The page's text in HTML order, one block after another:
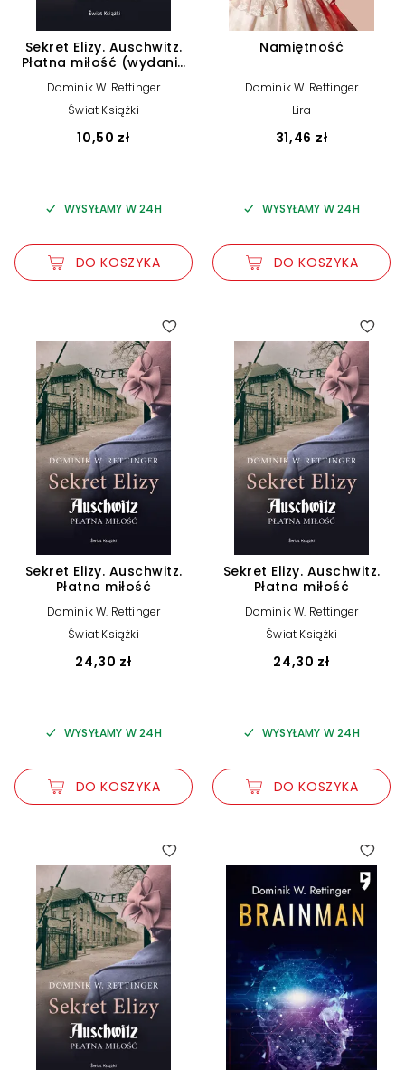
Sekret Elizy. Auschwitz.
Płatna miłość (wydanie
Dominik W. Rettinger
Świat Książki
10,50 zł
WYSYŁAMY W 24H
DO KOSZYKA
Namiętność
Dominik W. Rettinger
Lira
31,46 zł
WYSYŁAMY W 24H
DO KOSZYKA
Sekret Elizy. Auschwitz.
Płatna miłość
Dominik W. Rettinger
Świat Książki
24,30 zł
WYSYŁAMY W 24H
DO KOSZYKA
Sekret Elizy. Auschwitz.
Płatna miłość
Dominik W. Rettinger
Świat Książki
24,30 zł
WYSYŁAMY W 24H
DO KOSZYKA
4.75